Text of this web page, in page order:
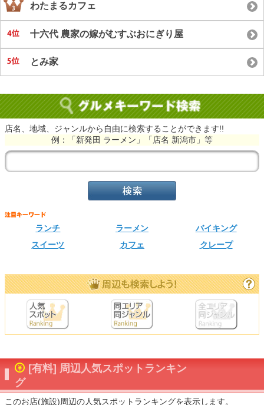
わたまるカフェ
十六代 農家の嫁がむすぶおにぎり屋
とみ家
店名、地域、ジャンルから自由に検索することができます!!
例：「新発田 ラーメン」「店名 新潟市」等
ランチ ラーメン
バイキング
スイーツ
カフェ クレープ
[有料] 周辺人気スポットランキン
グ
このお店(施設)周辺の人気スポットランキングを表示します。